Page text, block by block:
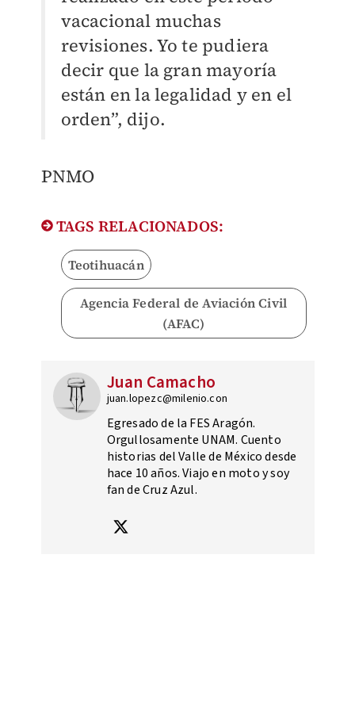
vacacional muchas
revisiones. Yo te pudiera
decir que la gran mayoría
están en la legalidad y en el
orden”, dijo.
PNMO
TAGS RELACIONADOS:
Teotihuacán
Agencia Federal de Aviación Civil
(AFAC)
Juan Camacho
juan.lopezc@milenio.con
Egresado de la FES Aragón.
Orgullosamente UNAM. Cuento
historias del Valle de México desde
hace 10 años. Viajo en moto y soy
fan de Cruz Azul.